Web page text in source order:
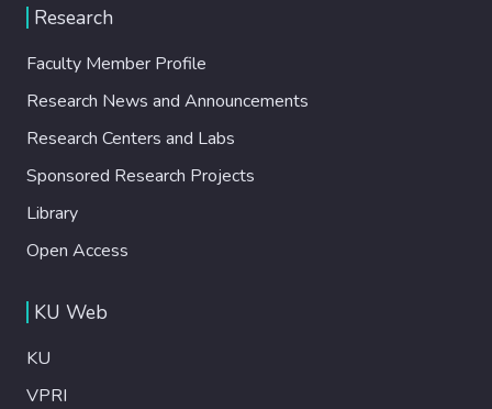
Research
Faculty Member Profile
Research News and Announcements
Research Centers and Labs
Sponsored Research Projects
Library
Open Access
KU Web
KU
VPRI